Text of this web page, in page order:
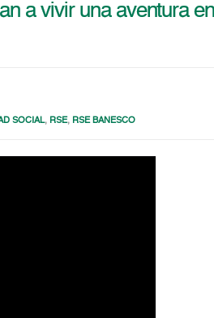
a vivir una aventura
SOCIAL, RSE, RSE BANESCO